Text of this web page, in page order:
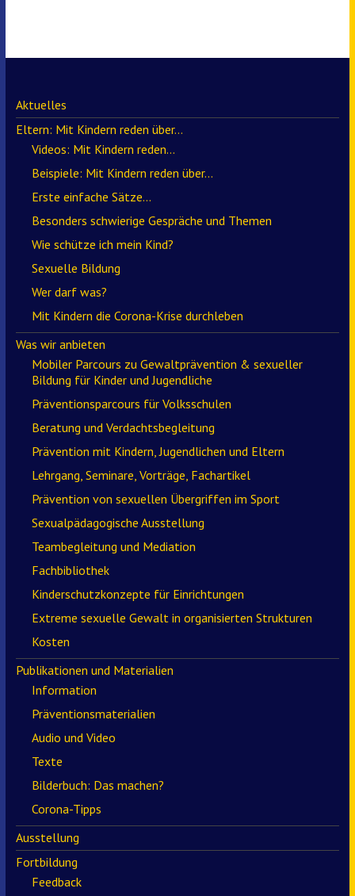
Aktuelles
Eltern: Mit Kindern reden über…
Videos: Mit Kindern reden…
Beispiele: Mit Kindern reden über…
Erste einfache Sätze…
Besonders schwierige Gespräche und Themen
Wie schütze ich mein Kind?
Sexuelle Bildung
Wer darf was?
Mit Kindern die Corona-Krise durchleben
Was wir anbieten
Mobiler Parcours zu Gewaltprävention & sexueller
Bildung für Kinder und Jugendliche
Präventionsparcours für Volksschulen
Beratung und Verdachtsbegleitung
Prävention mit Kindern, Jugendlichen und Eltern
Lehrgang, Seminare, Vorträge, Fachartikel
Prävention von sexuellen Übergriffen im Sport
Sexualpädagogische Ausstellung
Teambegleitung und Mediation
Fachbibliothek
Kinderschutzkonzepte für Einrichtungen
Extreme sexuelle Gewalt in organisierten Strukturen
Kosten
Publikationen und Materialien
Information
Präventionsmaterialien
Audio und Video
Texte
Bilderbuch: Das machen?
Corona-Tipps
Ausstellung
Fortbildung
Feedback